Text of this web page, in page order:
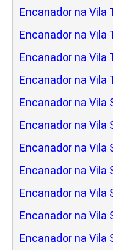
Encanador na Vila
Encanador na Vila
Encanador na Vila
Encanador na Vila
Encanador na Vila
Encanador na Vila
Encanador na Vila
Encanador na Vila
Encanador na Vila
Encanador na Vila
Encanador na Vila